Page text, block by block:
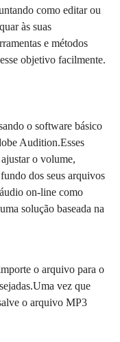
como editar ou
às suas
e métodos
objetivo facilmente.
o software básico
Audition.Esses
o volume,
dos seus arquivos
on-line como
solução baseada na
o arquivo para o
vez que
o arquivo MP3